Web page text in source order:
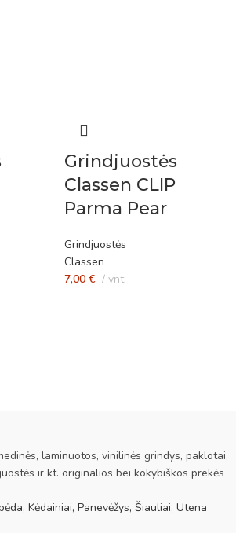
Grindjuostės
Classen CLIP
Parma Pear
Grindjuostės
Classen
7,00 € vnt.
laminuotos, vinilinės grindys, paklotai,
ir kt. originalios bei kokybiškos prekės
Kėdainiai, Panevėžys, Šiauliai, Utena